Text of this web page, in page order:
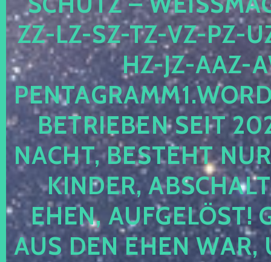
-LZ-SZ-TZ-VZ-PZ-UZ-
-JZ-AAZ-
TRIEBEN SEIT 2024
CHT, BESTEHT NUR
NDER,
EN, AUFGELÖST!
S DEN EHEN WAR,